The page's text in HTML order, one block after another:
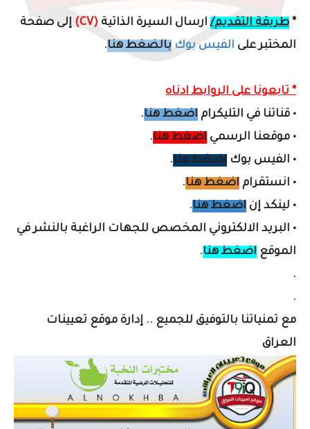
* طريقة التقديم/ارسال السيرة الذاتية (CV)
إلى صفحة
المختبر على الفيس بوك بالضغط هنا.
* تابعونا على الروابط ادناه
• قناتنا في التليكرام اضغط هنا.
• موقعنا الرسمي اضغط هنا.
• الفيس بوك اضغط هنا.
• انستقرام اضغط هنا.
• لينكد إن اضغط هنا.
• البريد الالكتروني المخصص للجهات الراغبة بالنشر في
الموقع اضغط هنا.
.
.
مع تمنياتنا بالتوفيق للجميع .. إدارة موقع تعيينات
العراق